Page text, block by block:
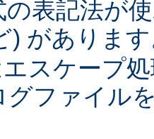
の表記法が
) がありま
スケープ
グファイル